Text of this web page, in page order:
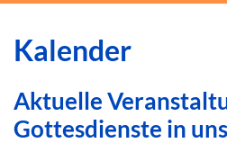
Kalender
Aktuelle
Gottesdienste in